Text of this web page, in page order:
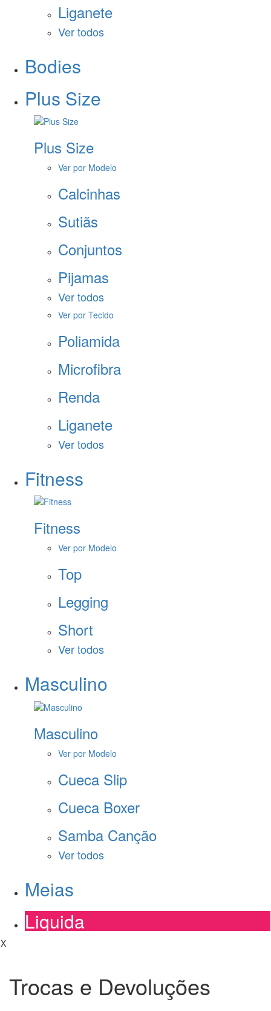
Liganete
Ver todos
Bodies
Plus Size
Plus Size
Ver por Modelo
Calcinhas
Sutiãs
Conjuntos
Pijamas
Ver todos
Ver por Tecido
Poliamida
Microfibra
Renda
Liganete
Ver todos
Fitness
Fitness
Ver por Modelo
Top
Legging
Short
Ver todos
Masculino
Masculino
Ver por Modelo
Cueca Slip
Cueca Boxer
Samba Canção
Ver todos
Meias
Liquida
X
Trocas e Devoluções